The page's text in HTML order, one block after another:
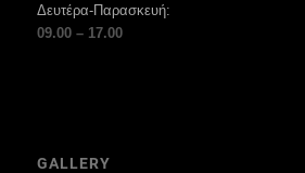
Δευτέρα-Παρασκευή:
09.00 – 17.00
GALLERY